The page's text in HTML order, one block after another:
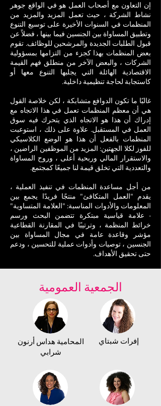
إن التعاون مع أصحاب العمل هو في الواقع جوهر
نشاط الشركة ، حيث تعمل المزيد والمزيد من
المنظمات في السنوات الأخيرة على توسيع التنوع
وتطبيق المساواة بين الجنسين فيما بينها ، فضلاً عن
قبول الطلبات الجديدة والمرشحين للوظائف. تقوم
بعض المنظمات بهذا كجزء من التزامها بمسؤولية
الشركات ، والبعض الآخر من منطلق فهم القيمة
الاقتصادية الهائلة التي يجلبها التنوع معها أو
كاستجابة لحاجة تنظيمية داخلية.
غالبًا ما تكون الدوافع متشابكة ، لكن خلاصة القول
هي أن معظم المنظمات تعمل في هذا الاتجاه مع
إدراك أن هذا هو الاتجاه الذي يتحرك فيه سوق
العمل في المستقبل. علاوة على ذلك ، استوعبت
المنظمات بالفعل أن هذا هو الوضع الكلاسيكي
للفوز لكلا الجهتين: المزيد من الموظفين الراضين ،
والاستقرار المالي وربحية أعلى ، وروح المساواة
والتعددية التي تخلق قيمة لنا جميعًا كمجتمع.
من أجل مساعدة المنظمات في تنفيذ العملية ،
يقدم "العمل المتكافئ" منتجًا فريدًا يجمع بين
المعلومات والأدوات المناسبة: "العلامة المتساوية"
- علامة قياسية مبتكرة تتضمن البحث ورسم
خرائط المنظمة ، وترتيبًا في المقارنة القطاعية
مؤشر وقاعدة عامة في مجال المساواة بين
الجنسين ، توصيات وأدوات عملية للتحسين ، ودعم
حتى تحقيق الأهداف.
الجمعية العمومية
المحامية هداس أرنون
شرابي
إفرات شبتاي